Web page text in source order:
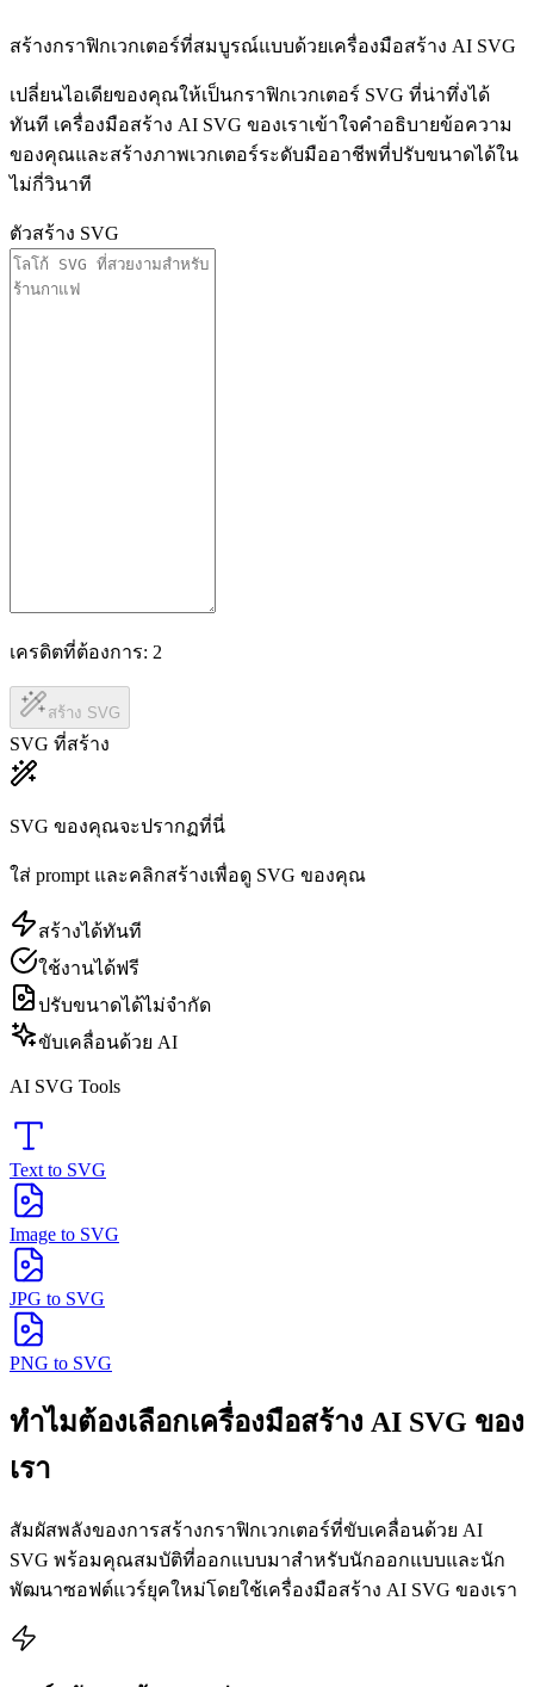
สร้างกราฟิกเวกเตอร์ที่สมบูรณ์แบบด้วยเครื่องมือสร้าง AI SVG
เปลี่ยนไอเดียของคุณให้เป็นกราฟิกเวกเตอร์ SVG ที่น่าทึ่งได้
ทันที เครื่องมือสร้าง AI SVG ของเราเข้าใจคำอธิบายข้อความ
ของคุณและสร้างภาพเวกเตอร์ระดับมืออาชีพที่ปรับขนาดได้ใน
ไม่กี่วินาที
ตัวสร้าง SVG
เครดิตที่ต้องการ: 2
สร้าง SVG
SVG ที่สร้าง
SVG ของคุณจะปรากฏที่นี่
ใส่ prompt และคลิกสร้างเพื่อดู SVG ของคุณ
สร้างได้ทันที
ใช้งานได้ฟรี
ปรับขนาดได้ไม่จำกัด
ขับเคลื่อนด้วย AI
AI SVG Tools
Text to SVG
Image to SVG
JPG to SVG
PNG to SVG
ทำไมต้องเลือกเครื่องมือสร้าง AI SVG ของ
เรา
สัมผัสพลังของการสร้างกราฟิกเวกเตอร์ที่ขับเคลื่อนด้วย AI
SVG พร้อมคุณสมบัติที่ออกแบบมาสำหรับนักออกแบบและนัก
พัฒนาซอฟต์แวร์ยุคใหม่โดยใช้เครื่องมือสร้าง AI SVG ของเรา